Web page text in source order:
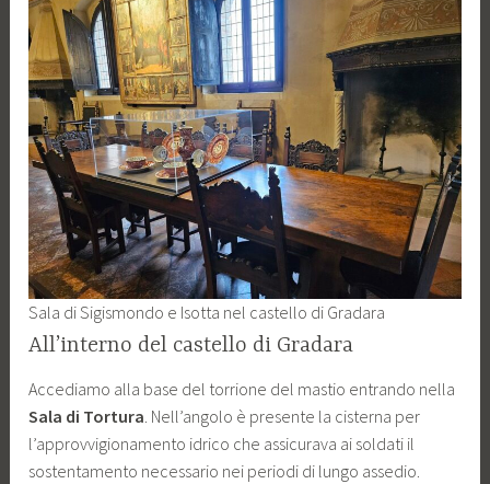
Sala di Sigismondo e Isotta nel castello di Gradara
All’interno del castello di Gradara
Accediamo alla base del torrione del mastio entrando nella
Sala di Tortura. Nell’angolo è presente la cisterna per
l’approvvigionamento idrico che assicurava ai soldati il
sostentamento necessario nei periodi di lungo assedio.